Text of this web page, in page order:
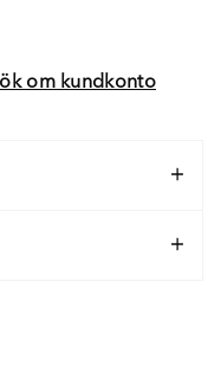
om kundkonto